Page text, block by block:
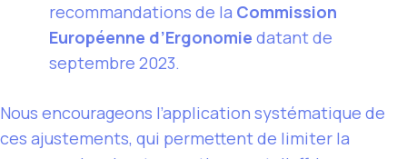
recommandations de la Commission
Européenne d’Ergonomie datant de
septembre 2023.
Nous encourageons l’application systématique de
ces ajustements, qui permettent de limiter la